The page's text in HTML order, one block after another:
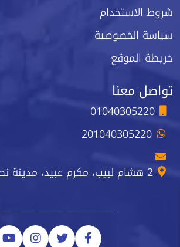
شروط الاستخدام
سياسة الخصوصية
خريطة الموقع
تواصل معنا
01040305220
201040305220
2 هشام لبيب، مكرم عبيد، مدينة نصر